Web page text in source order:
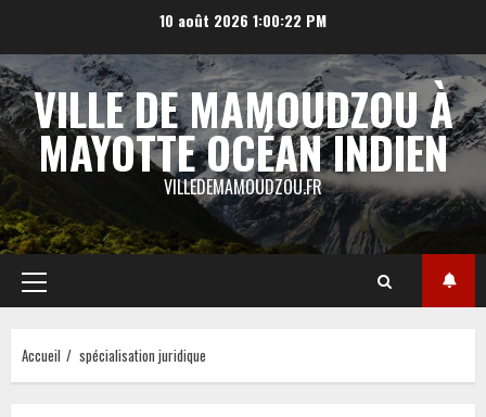
contenu
10 août 2026 1:00:23 PM
VILLE DE MAMOUDZOU À
MAYOTTE OCÉAN INDIEN
VILLEDEMAMOUDZOU.FR
Menu
principal
Accueil spécialisation juridique